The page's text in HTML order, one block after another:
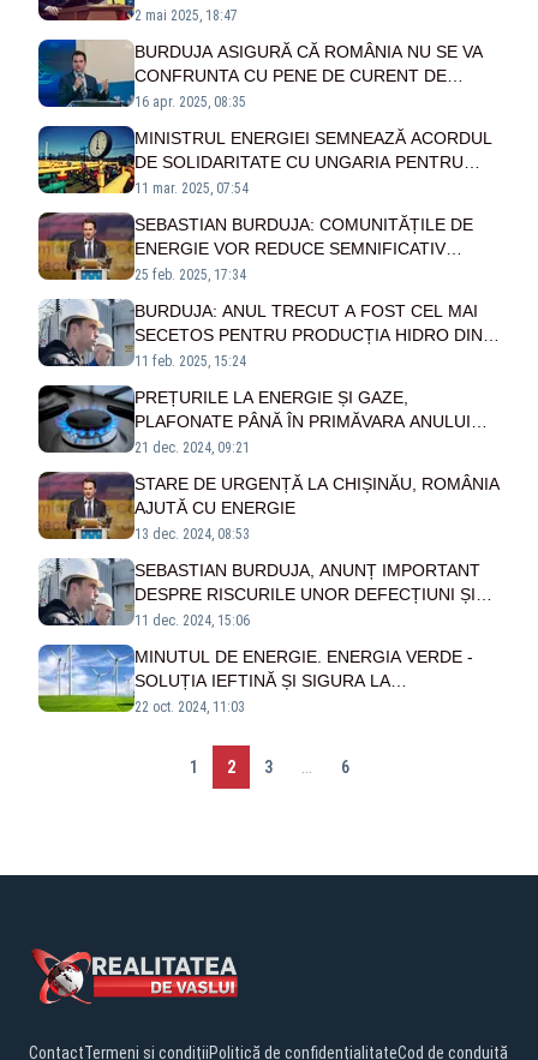
EXPORTĂ 400MW
2 mai 2025, 18:47
BURDUJA ASIGURĂ CĂ ROMÂNIA NU SE VA
CONFRUNTA CU PENE DE CURENT DE
PAȘTE: ”PRINCIPALII FURNIZORI AI
SUNT PREGĂTIȚI. NU AVEM MOTIVE DE
ÎNGRIJORARE”
16 apr. 2025, 08:35
MINISTRUL ENERGIEI SEMNEAZĂ ACORDUL
DE SOLIDARITATE CU UNGARIA PENTRU
SECURITATEA APROVIZIONĂRII CU GAZE
11 mar. 2025, 07:54
SEBASTIAN BURDUJA: COMUNITĂȚILE DE
ENERGIE VOR REDUCE SEMNIFICATIV
FACTURILE LA UTILITĂȚI
25 feb. 2025, 17:34
BURDUJA: ANUL TRECUT A FOST CEL MAI
SECETOS PENTRU PRODUCȚIA HIDRO DIN
ULTIMUL DECENIU
11 feb. 2025, 15:24
PREȚURILE LA ENERGIE ȘI GAZE,
PLAFONATE PÂNĂ ÎN PRIMĂVARA ANULUI
2025: IOHANNIS A PROMULGAT LEGEA
21 dec. 2024, 09:21
STARE DE URGENȚĂ LA CHIȘINĂU, ROMÂNIA
AJUTĂ CU ENERGIE
13 dec. 2024, 08:53
SEBASTIAN BURDUJA, ANUNȚ IMPORTANT
DESPRE RISCURILE UNOR DEFECȚIUNI ȘI
CĂDERI MASIVE DE TENSIUNE ÎN SISTEMUL
11 dec. 2024, 15:06
MINUTUL DE ENERGIE. ENERGIA VERDE -
SOLUȚIA IEFTINĂ ȘI SIGURA LA
COMBUSTIBILII TRADIȚIONALI
22 oct. 2024, 11:03
1 2 3 6
ContactTermeni și condițiiPolitică de confidențialitateCod de conduită